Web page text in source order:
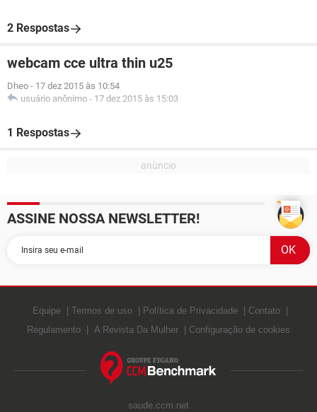
2 Respostas
webcam cce ultra thin u25
Dheo - 17 dez 2015 às 10:54
usuário anônimo - 17 dez 2015 às 15:03
1 Respostas
ASSINE NOSSA NEWSLETTER!
Equipe Termos de uso Política de Privacidade
Contato
Regulamento
A Revista Da Mulher Configuração de cookies
saude.ccm.net